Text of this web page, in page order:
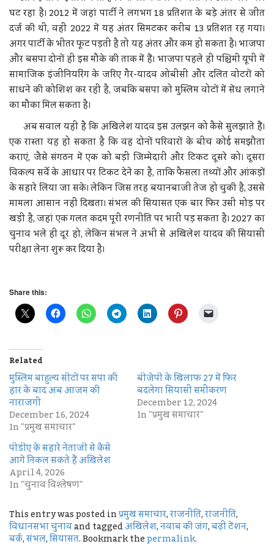
घट रहा है। 2012 में जहां पार्टी ने लगभग 18 प्रतिशत के बड़े अंतर से जीत
दर्ज की थी, वहीं 2022 में यह अंतर सिमटकर करीब 13 प्रतिशत रह गया।
अगर पार्टी के भीतर फूट पड़ती है तो यह अंतर और कम हो सकता है। भाजपा
और बसपा दोनों ही इस मौके की ताक में हैं। भाजपा पहले ही पश्चिमी यूपी में
सामाजिक इंजीनियरिंग के जरिए गैर-यादव ओबीसी और दलित वोटरों को
साधने की कोशिश कर रही है, जबकि बसपा को मुस्लिम वोटों में सेंध लगाने
का मौका मिल सकता है।
अब सवाल यही है कि अखिलेश यादव इस उलझन को कैसे सुलझाते हैं।
एक रास्ता यह हो सकता है कि वह दोनों परिवारों के बीच कोई समझौता
कराएं, जैसे संगठन में एक को बड़ी जिम्मेदारी और टिकट दूसरे को। दूसरा
विकल्प सर्वे के आधार पर टिकट देने का है, ताकि फैसला तथ्यों और आंकड़ों
के सहारे लिया जा सके। लेकिन जिस तरह बयानबाजी तेज हो चुकी है, उससे
मामला आसान नहीं दिखता। संभल की सियासत एक बार फिर उसी मोड़ पर
खड़ी है, जहां एक गलत कदम पूरी रणनीति पर भारी पड़ सकता है। 2027 का
चुनाव भले ही दूर हो, लेकिन संभल ने अभी से अखिलेश यादव की सियासी
परीक्षा लेना शुरू कर दिया है।
Share this:
Related
मुस्लिम बाहुल्य सीटों पर सपा की
हार के बाद अब आजम की
नाराजगी
December 16, 2024
In "प्रमुख समाचार"
बीजेपी के खिलाफ 27 में फिर
बदलेगा सियासी समीकरण
December 12, 2024
In "प्रमुख समाचार"
पीडीए के सहारे नेताजी से कैसे
आगे निकल सकते हैं अखिलेश
April 4, 2026
In "चुनाव विश्लेषण"
This entry was posted inप्रमुख समाचार,राजनीति,राजनीति,
विधानसभा चुनावand taggedअखिलेश,नवाब की जंग,बढ़ी टेंशन,
बर्क,संभल,सियासत. Bookmark thepermalink.